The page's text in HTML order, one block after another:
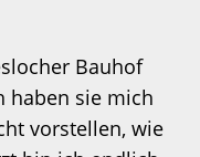
Bauhof
haben sie mich
vorstellen, wie